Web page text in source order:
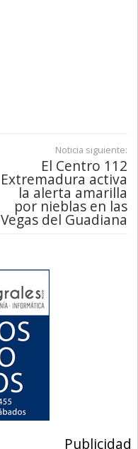
Noticia siguiente:
El Centro 112
Extremadura activa
la alerta amarilla
por nieblas en las
Vegas del Guadiana
Publicidad